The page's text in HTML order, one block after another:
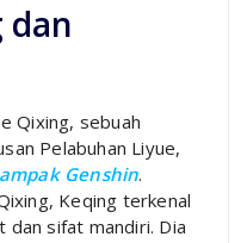
dan
Qixing, sebuah
Pelabuhan Liyue,
Genshin.
Keqing terkenal
dan sifat mandiri. Dia